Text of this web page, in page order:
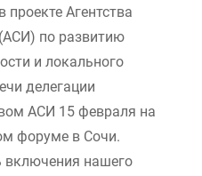
проекте Агентства
по развитию
и локального
делегации
АСИ 15 февраля на
форуме в Сочи.
включения нашего